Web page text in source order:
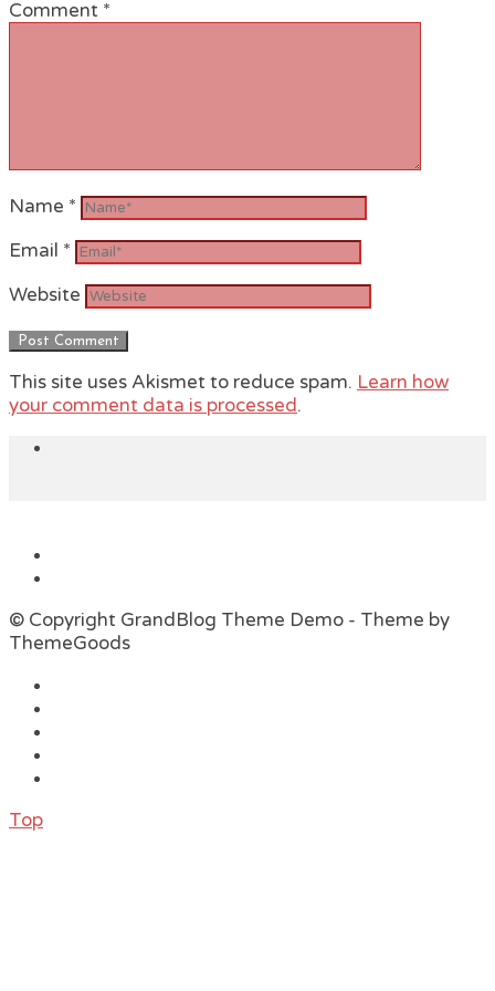
Comment *
Name *
Email *
Website
This site uses Akismet to reduce spam. Learn how
your comment data is processed.
© Copyright GrandBlog Theme Demo - Theme by
ThemeGoods
Top